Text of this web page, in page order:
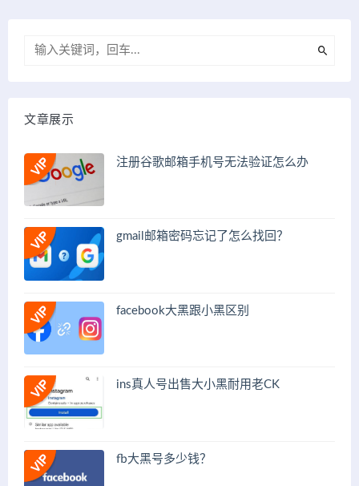
文章展示
注册谷歌邮箱手机号无法验证怎么办
gmail邮箱密码忘记了怎么找回？
facebook大黑跟小黑区别
ins真人号出售大小黑耐用老CK
fb大黑号多少钱？